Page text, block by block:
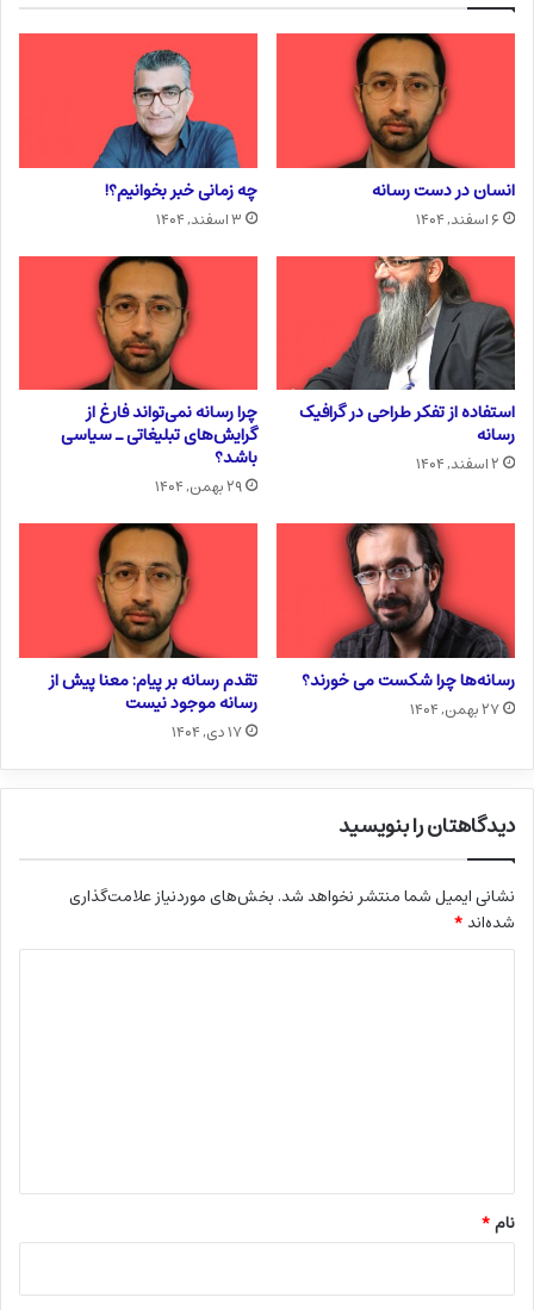
انسان در دست رسانه
۶ اسفند, ۱۴۰۴
چه زمانی خبر بخوانیم؟!
۳ اسفند, ۱۴۰۴
استفاده از تفکر طراحی در گرافیک
رسانه
۲ اسفند, ۱۴۰۴
چرا رسانه نمی‌تواند فارغ از
گرایش‌های تبلیغاتی ـ سیاسی
باشد؟
۲۹ بهمن, ۱۴۰۴
رسانه‌ها چرا شکست می خورند؟
۲۷ بهمن, ۱۴۰۴
تقدم رسانه بر پیام: معنا پیش از
رسانه موجود نیست
۱۷ دی, ۱۴۰۴
دیدگاهتان را بنویسید
نشانی ایمیل شما منتشر نخواهد شد. بخش‌های موردنیاز علامت‌گذاری
شده‌اند*
نام*